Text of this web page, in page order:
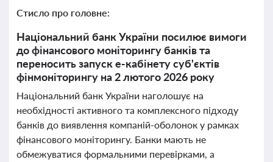
Стисло про головне:
Національний банк України посилює вимоги
до фінансового моніторингу банків та
переносить запуск е-кабінету суб'єктів
фінмоніторингу на 2 лютого 2026 року
Національний банк України наголошує на
необхідності активного та комплексного підходу
банків до виявлення компаній-оболонок у рамках
фінансового моніторингу. Банки мають не
обмежуватися формальними перевірками, а